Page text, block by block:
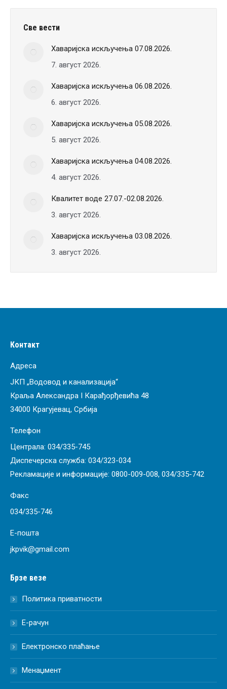
Све вести
Хаваријска искључења 07.08.2026.
7. август 2026.
Хаваријска искључења 06.08.2026.
6. август 2026.
Хаваријска искључења 05.08.2026.
5. август 2026.
Хаваријска искључења 04.08.2026.
4. август 2026.
Квалитет воде 27.07.-02.08.2026.
3. август 2026.
Хаваријска искључења 03.08.2026.
3. август 2026.
Контакт
Адреса
ЈКП „Водовод и канализација“
Краља Александра I Карађорђевића 48
34000 Крагујевац, Србија
Телефон
Централа: 034/335-745
Диспечерска служба: 034/323-034
Рекламације и информације: 0800-009-008, 034/335-742
Факс
034/335-746
Е-пошта
jkpvik@gmail.com
Брзе везе
Политика приватности
Е-рачун
Електронско плаћање
Менаџмент